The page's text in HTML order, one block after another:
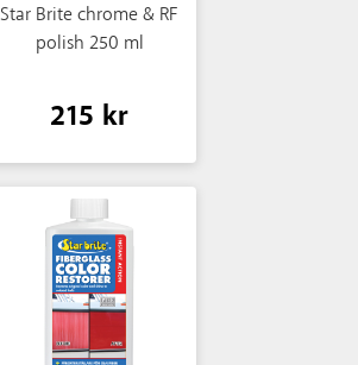
Star Brite chrome & RF
polish 250 ml
215 kr